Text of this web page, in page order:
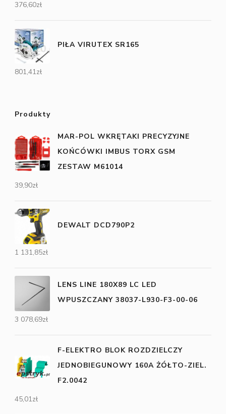
376,60zł
PIŁA VIRUTEX SR165
801,41zł
Produkty
MAR-POL WKRĘTAKI PRECYZYJNE
KOŃCÓWKI IMBUS TORX GSM
ZESTAW M61014
39,90zł
DEWALT DCD790P2
1 131,85zł
LENS LINE 180X89 LC LED
WPUSZCZANY 38037-L930-F3-00-06
3 078,69zł
F-ELEKTRO BLOK ROZDZIELCZY
JEDNOBIEGUNOWY 160A ŻÓŁTO-ZIEL.
F2.0042
45,01zł